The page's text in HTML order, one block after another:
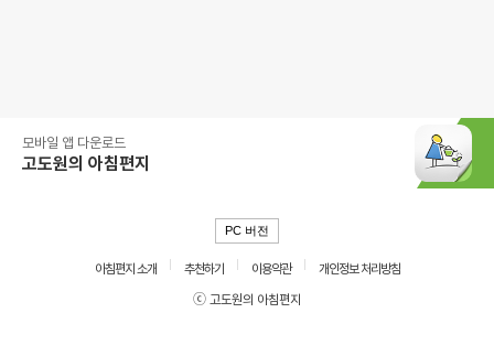
모바일 앱 다운로드
고도원의 아침편지
PC 버전
아침편지 소개 추천하기 이용약관
개인정보 처리방침
ⓒ 고도원의 아침편지